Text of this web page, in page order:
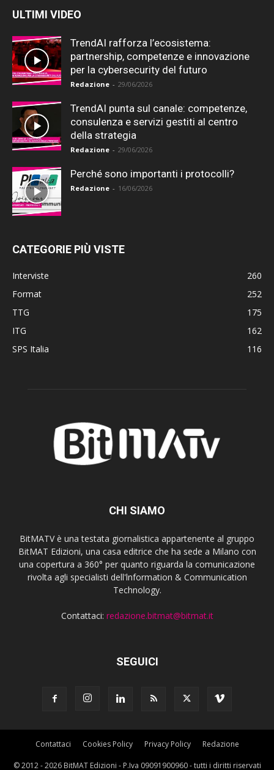
ULTIMI VIDEO
TrendAI rafforza l’ecosistema:
partnership, competenze e innovazione
per la cybersecurity del futuro
Redazione - 29/06/2026
TrendAI punta sul canale: competenze,
consulenza e servizi gestiti al centro
della strategia
Redazione - 29/06/2026
Perché sono importanti i protocolli?
Redazione - 16/06/2026
CATEGORIE PIÙ VISTE
Interviste
260
Format
252
TTG
175
ITG
162
SPS Italia
116
CHI SIAMO
BitMATV è una testata giornalistica appartenente al gruppo
BitMAT Edizioni, una casa editrice che ha sede a Milano con
una copertura a 360° per quanto riguarda la comunicazione
rivolta agli specialisti dell'lnformation & Communication
Technology.
Contattaci: redazione.bitmat@bitmat.it
SEGUICI
Contattaci Cookies Policy Privacy Policy Redazione
© 2012 - 2026 BitMAT Edizioni - P.Iva 09091900960 - tutti i diritti riservati